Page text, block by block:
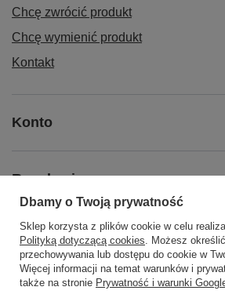
Chcę zwrócić produkt
Chcę wymienić produkt
Kontakt
Konto
Regulaminy
Social Media
Dbamy o Twoją prywatność
Sklep korzysta z plików cookie w celu
Polityką dotyczącą cookies. Możesz
przechowywania lub dostępu do cookie w
Więcej informacji na temat warunków i
także na stronie Prywatność i warunki